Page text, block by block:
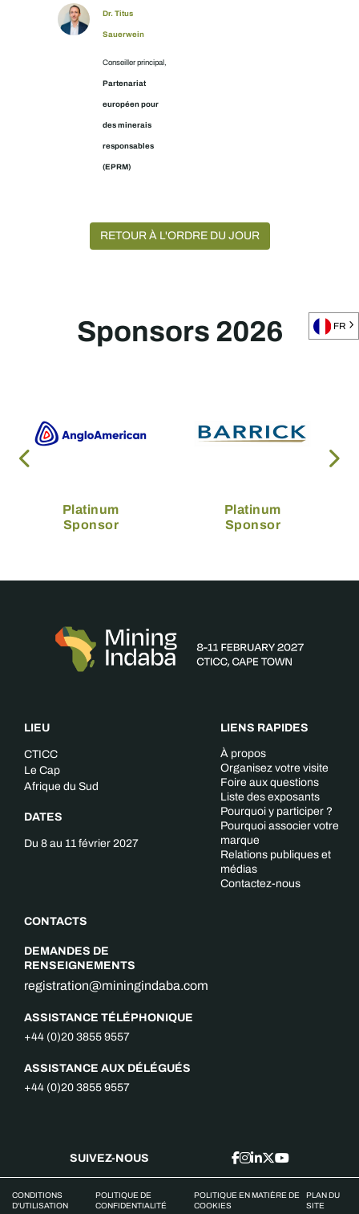
Dr. Titus
Sauerwein
Conseiller principal,
Partenariat
européen pour
des minerais
responsables
(EPRM)
RETOUR À L'ORDRE DU JOUR
Sponsors 2026
Platinum
Sponsor
Platinum
Sponsor
LIEU
CTICC
Le Cap
Afrique du Sud
DATES
Du 8 au 11 février 2027
CONTACTS
DEMANDES DE
RENSEIGNEMENTS
registration@miningindaba.com
ASSISTANCE TÉLÉPHONIQUE
+44 (0)20 3855 9557
ASSISTANCE AUX DÉLÉGUÉS
+44 (0)20 3855 9557
LIENS RAPIDES
À propos
Organisez votre visite
Foire aux questions
Liste des exposants
Pourquoi y participer ?
Pourquoi associer votre
marque
Relations publiques et
médias
Contactez-nous
SUIVEZ-NOUS
CONDITIONS
D'UTILISATION
POLITIQUE DE
CONFIDENTIALITÉ
POLITIQUE EN MATIÈRE DE
COOKIES
PLAN DU
SITE
FR